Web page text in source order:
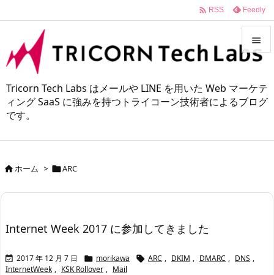
Tricorn Tech Labs はメールや LINE を用いた Web マーケテ
ィング SaaS に強みを持つトライコーン技術者によるブログ
です。



 RSS Feedly
ホーム > ARC
Internet Week 2017 に参加してきました
 2017 年 12 月 7 日  morikawa  ARC , DKIM , DMARC , DNS ,
InternetWeek , KSK Rollover , Mail